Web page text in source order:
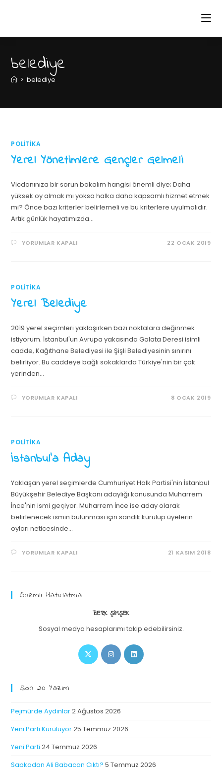
belediye
> belediye
POLITIKA
Yerel Yönetimlere Gençler Gelmeli
Vicdanınıza bir sorun bakalım hangisi önemli diye; Daha
yüksek oy almak mı yoksa halka daha kapsamlı hizmet etmek
mi? Önce bazı kriterler belirlemeli ve bu kriterlere uyulmalıdır.
Artık günlük hayatımızda…
YORUMLAR KAPALI 22 OCAK 2019
POLITIKA
Yerel Belediye
2019 yerel seçimleri yaklaşırken bazı noktalara değinmek
istiyorum. İstanbul'un Avrupa yakasında Galata Deresi isimli
cadde, Kağıthane Belediyesi ile Şişli Belediyesinin sınırını
belirliyor. Bu caddeye bağlı sokaklarda Türkiye'nin bir çok
yerinden…
YORUMLAR KAPALI 8 OCAK 2019
POLITIKA
İstanbul’a Aday
Yaklaşan yerel seçimlerde Cumhuriyet Halk Partisi'nin İstanbul
Büyükşehir Belediye Başkanı adaylığı konusunda Muharrem
İnce'nin ismi geçiyor. Muharrem İnce ise aday olarak
belirlenecek ismin bulunması için sandık kurulup üyelerin
oyları neticesinde…
YORUMLAR KAPALI 21 KASIM 2018
Önemli Hatırlatma
BERK ŞIMŞEK
Sosyal medya hesaplarımı takip edebilirsiniz.
Son 20 Yazım
Pejmürde Aydınlar2 Ağustos 2026
Yeni Parti Kuruluyor25 Temmuz 2026
Yeni Parti 24 Temmuz 2026
Şapkadan Ali Babacan Çıktı? 5 Temmuz 2026